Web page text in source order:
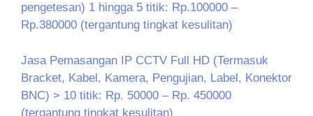
pengetesan) 1 hingga 5 titik: Rp.100000 –
Rp.380000 (tergantung tingkat kesulitan)
Jasa Pemasangan IP CCTV Full HD (Termasuk
Bracket, Kabel, Kamera, Pengujian, Label, Konektor
BNC) > 10 titik: Rp. 50000 – Rp. 450000
(tergantung tingkat kesulitan)